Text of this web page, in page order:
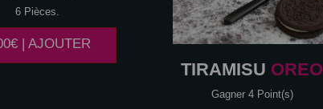
6 Pièces.
| AJOUTER
TIRAMISU OREO
Gagner 4 Point(s)